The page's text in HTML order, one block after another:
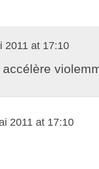
2011 at 17:10
accélère
2011 at 17:10